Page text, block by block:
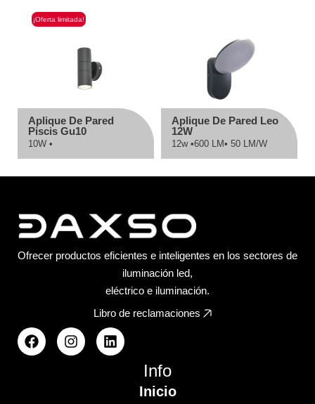
¡Oferta limitada!
Aplique De Pared
Piscis Gu10
10W •
Aplique De Pared Leo
12W
12w •600 LM• 50 LM/W
Ofrecer productos eficientes e inteligentes en los sectores de
iluminación led,
eléctrico e iluminación.
Libro de reclamaciones
Info
Inicio